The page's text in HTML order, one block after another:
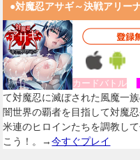
●対魔忍アサギ～決戦アリー
カードバトル
て対魔忍に滅ぼされた風魔一
闇世界の覇者を目指して対魔
米連のヒロインたちを調教し
こう！。→今すぐプレイ